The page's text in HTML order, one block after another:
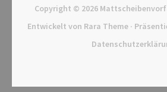
Copyright © 2026
Entwickelt von Rara Theme·